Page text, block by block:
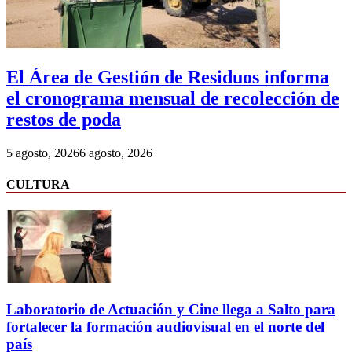
El Área de Gestión de Residuos informa
el cronograma mensual de recolección de
restos de poda
5 agosto, 20266 agosto, 2026
CULTURA
Laboratorio de Actuación y Cine llega a Salto para
fortalecer la formación audiovisual en el norte del
país